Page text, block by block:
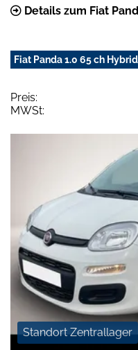
Details zum Fiat
Fiat Panda 1.0 65 ch
Preis:
MWSt:
Standort Zentrallager